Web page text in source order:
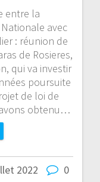
entre la
avec
: réunion de
de Rosieres,
qui va investir
poursuite
de loi de
obtenu…
2022 0